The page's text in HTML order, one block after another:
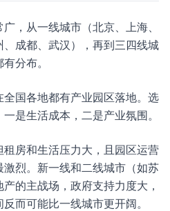
，从一线城市（北京、上海、
成都、武汉），再到三四线城
分布。
国各地都有产业园区落地。选
是生活成本，二是产业氛围。
房和生活压力大，且园区运营
烈。新一线和二线城市（如苏
的主战场，政府支持力度大，
而可能比一线城市更开阔。